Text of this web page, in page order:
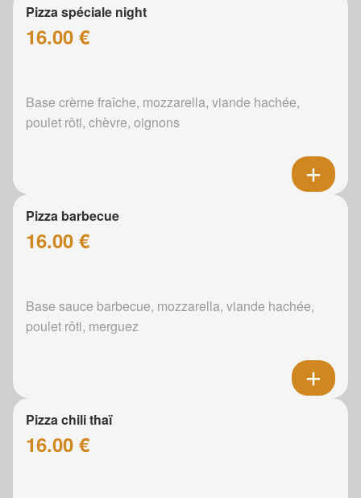
Pizza spéciale night
16.00 €
Base crème fraîche, mozzarella, viande hachée,
poulet rôti, chèvre, oignons
Pizza barbecue
16.00 €
Base sauce barbecue, mozzarella, viande hachée,
poulet rôti, merguez
Pizza chili thaï
16.00 €